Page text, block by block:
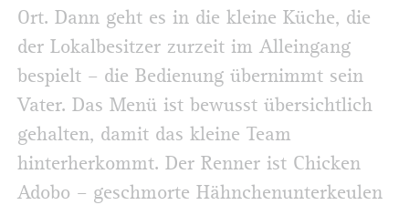
Ort. Dann geht es in die kleine Küche, die
der Lokalbesitzer zurzeit im Alleingang
bespielt – die Bedienung übernimmt sein
Vater. Das Menü ist bewusst übersichtlich
gehalten, damit das kleine Team
hinterherkommt. Der Renner ist Chicken
Adobo – geschmorte Hähnchenunterkeulen